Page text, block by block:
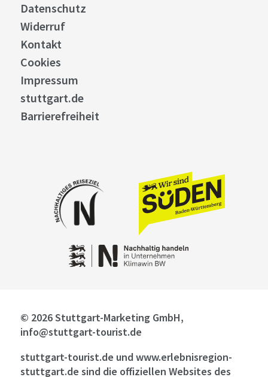
Datenschutz
Widerruf
Kontakt
Cookies
Impressum
stuttgart.de
Barrierefreiheit
© 2026 Stuttgart-Marketing GmbH,
info@stuttgart-tourist.de
stuttgart-tourist.de und www.erlebnisregion-
stuttgart.de sind die offiziellen Websites des